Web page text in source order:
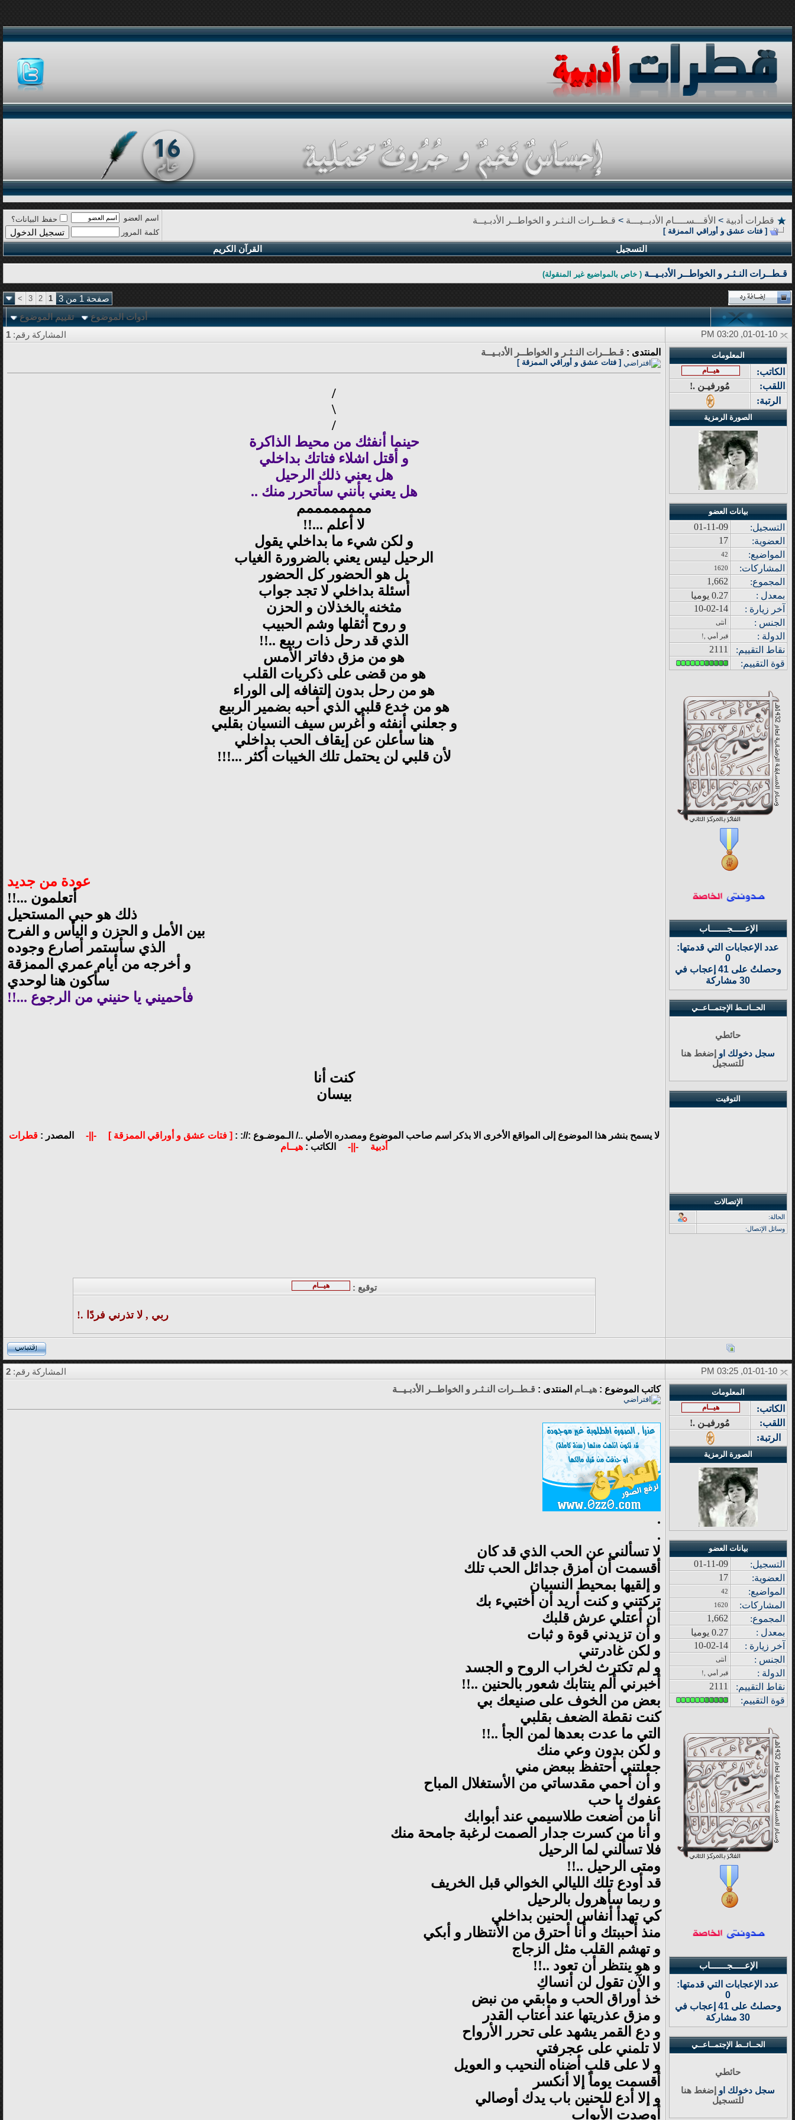
قطرات أدبية > الأقـــســــام الأدبــيـــة > قـطــرات النـثـر و الخواطــر الأدبـيــة
[ فتات عشق و أوراقي الممزقة ]
اسم العضو
حفظ البيانات؟
كلمة المرور
التسجيل القرآن الكريم
قـطــرات النـثـر و الخواطــر الأدبـيــة ( خاص بالمواضيع غير المنقولة)
صفحة 1 من 3 1
2
3
>
أدوات الموضوع
تقييم الموضوع
المشاركة رقم: 1
المعلومات
الكاتب: هيــام
اللقب:
مُورفيـن .!
الرتبة:
الصورة الرمزية
بيانات العضو
التسجيل:
01-11-09
العضوية:
17
المواضيع:
42
المشاركات:
1620
المجموع:
1,662
بمعدل :
0.27 يوميا
خر زيار ة :
10-02-14
الجنس :
أنثى
الدولة : قبر أمي ,!
نقاط التقييم:
2111
قوة التقييم:
الإعـــــجـــــــاب
عدد الإعجابات التي قدمتها:
0
وحصلتُ على 41 إعجاب في
30 مشاركة
الحــائــط الإجتمــاعــي
حائطي
سجل دخولك او إضغط هنا
للتسجيل
التوقيت
الإتصالات
الحالة:
وسائل الإتصال:
المنتدى : قـطــرات النـثـر و الخواطــر الأدبـيــة
[ فتات عشق و أوراقي الممزقة ]
/
\
/
حينما أنفثك من محيط الذاكرة
و أقتل اشلاء فتاتك بداخلي
هل يعني ذلك الرحيل
هل يعني بأنني سأتحرر منك ..
ممممممممم
لا أعلم ...!!
و لكن شيء ما بداخلي يقول
الرحيل ليس يعني بالضرورة الغياب
بل هو الحضور كل الحضور
أسئلة بداخلي لا تجد جواب
مثخنه بالخذلان و الحزن
و روح أثقلها وشم الحبيب
الذي قد رحل ذات ربيع ..!!
هو من مزق دفاتر الأمس
هو من قضى على ذكريات القلب
هو من رحل بدون إلتفافه إلى الوراء
هو من خدع قلبي الذي أحبه بضمير الربيع
و جعلني أنفثه و أغرس سيف النسيان بقلبي
هنا سأعلن عن إيقاف الحب بداخلي
لأن قلبي لن يحتمل تلك الخيبات أكثر ...!!!
عودة من جديد
أتعلمون ...!!
ذلك هو حبي المستحيل
بين الأمل و الحزن و اليأس و الفرح
الذي سأستمر أصارع وجوده
و أخرجه من أيام عمري الممزقة
سأكون هنا لوحدي
فأحميني يا حنيني من الرجوع ...!!
كنت أنا
بيسان
لا يسمح بنشر هذا الموضوع إلى المواقع الأخرى الا بذكر اسم صاحب الموضوع ومصدره الأصلي ../ الـموضـوع ://: : [ فتات عشق و أوراقي الممزقة ] -||- المصدر :قطرات
أدبية
-||- الكاتب : هيــام
توقيع : هيــام
ربي , لا تذرني فردًا .!
المشاركة رقم: 2
المعلومات
الكاتب: هيــام
اللقب:
مُورفيـن .!
الرتبة:
الصورة الرمزية
بيانات العضو
التسجيل:
01-11-09
العضوية:
17
المواضيع:
42
المشاركات:
1620
المجموع:
1,662
بمعدل :
0.27 يوميا
خر زيار ة :
10-02-14
الجنس :
أنثى
الدولة : قبر أمي ,!
نقاط التقييم:
2111
قوة التقييم:
الإعـــــجـــــــاب
عدد الإعجابات التي قدمتها:
0
وحصلتُ على 41 إعجاب في
30 مشاركة
الحــائــط الإجتمــاعــي
حائطي
سجل دخولك او إضغط هنا
للتسجيل
كاتب الموضوع : هيــام المنتدى : قـطــرات النـثـر و الخواطــر الأدبـيــة
.
.
لا تسألني عن الحب الذي قد كان
أقسمت أن أمزق جدائل الحب تلك
و إلقيها بمحيط النسيان
تركتني و كنت أريد أن أختبيء بك
أن أعتلي عرش قلبك
و أن تزيدني قوة و ثبات
و لكن غادرتني
و لم تكترث لخراب الروح و الجسد
أخبرني ألم ينتابك شعور بالحنين ..!!
بعض من الخوف على صنيعك بي
كنت نقطة الضعف بقلبي
التي ما عدت بعدها لمن الجأ ..!!
و لكن بدون وعي منك
جعلتني أحتفظ ببعض مني
و أن أحمي مقدساتي من الأستغلال المباح
عفوك يا حب
أنا من أضعت طلاسيمي عند أبوابك
و أنا من كسرت جدار الصمت لرغبة جامحة منك
فلا تسألني لما الرحيل
ومتى الرحيل ..!!
قد أودع تلك الليالي الخوالي قبل الخريف
و ربما سأهرول بالرحيل
كي تهدأ أنفاس الحنين بداخلي
منذ أحببتك و أنا أحترق من الأنتظار و أبكي
و تهشم القلب مثل الزجاج
و هو ينتظر أن تعود ..!!
و الآن تقول لن أنساكِ
خذ أوراق الحب و مابقي من نبض
و مزق عذريتها عند أعتاب القدر
و دع القمر يشهد على تحرر الأرواح
لا تلمني على عجرفتي
و لا على قلب أضناه النحيب و العويل
أقسمت يوماً إلا أنكسر
و إلا أدع للحنين باب يدك أوصالي
أوصدت الأبواب